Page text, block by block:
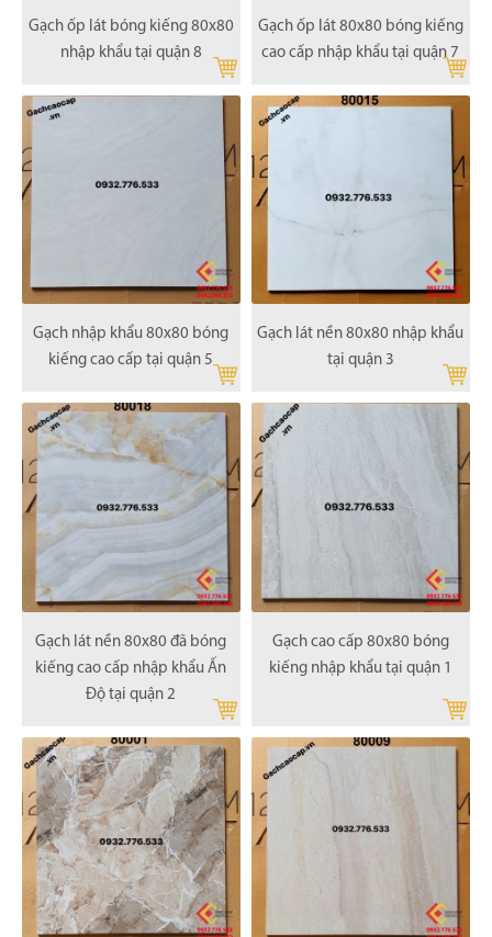
Gạch ốp lát bóng kiếng 80x80
nhập khẩu tại quận 8
Gạch ốp lát 80x80 bóng kiếng
cao cấp nhập khẩu tại quận 7
Gạch nhập khẩu 80x80 bóng
kiếng cao cấp tại quận 5
Gạch lát nền 80x80 nhập khẩu
tại quận 3
Gạch lát nền 80x80 đã bóng
kiếng cao cấp nhập khẩu Ấn
Độ tại quận 2
Gạch cao cấp 80x80 bóng
kiếng nhập khẩu tại quận 1